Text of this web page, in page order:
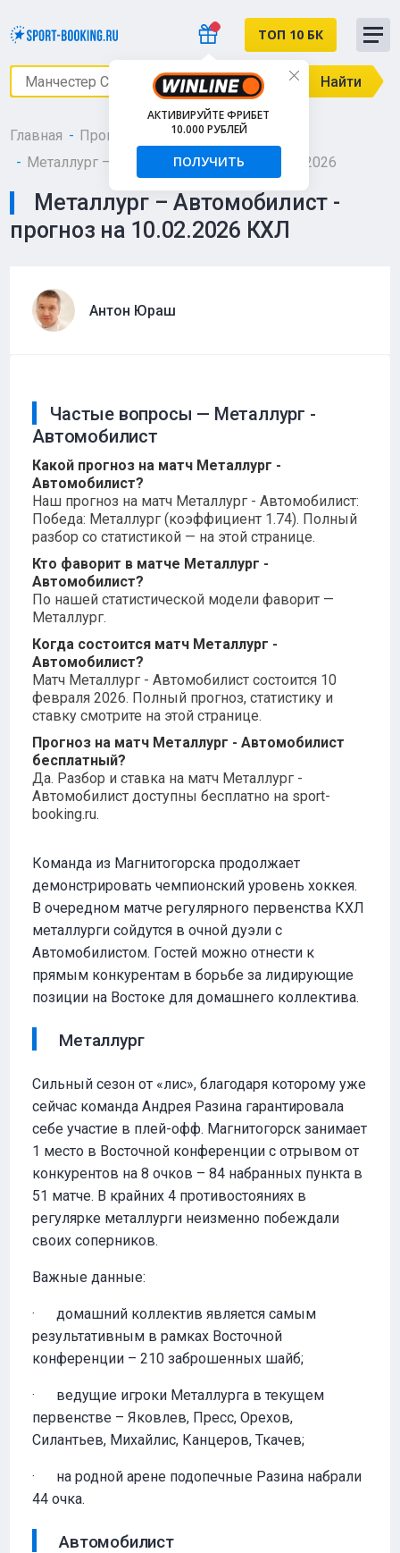
АКТИВИРУЙТЕ ФРИБЕТ
10.000 РУБЛЕЙ
ПОЛУЧИТЬ
ТОП 10 БК
Найти
Главная Прогнозы Хоккей
КХЛ
Металлург – Автомобилист - 10 февраля 2026
Металлург – Автомобилист -
прогноз на 10.02.2026 КХЛ
Антон Юраш
Частые вопросы — Металлург -
Автомобилист
Какой прогноз на матч Металлург -
Автомобилист?
Наш прогноз на матч Металлург - Автомобилист:
Победа: Металлург (коэффициент 1.74). Полный
разбор со статистикой — на этой странице.
Кто фаворит в матче Металлург -
Автомобилист?
По нашей статистической модели фаворит —
Металлург.
Когда состоится матч Металлург -
Автомобилист?
Матч Металлург - Автомобилист состоится 10
февраля 2026. Полный прогноз, статистику и
ставку смотрите на этой странице.
Прогноз на матч Металлург - Автомобилист
бесплатный?
Да. Разбор и ставка на матч Металлург -
Автомобилист доступны бесплатно на sport-
booking.ru.
Команда из Магнитогорска продолжает
демонстрировать чемпионский уровень хоккея.
В очередном матче регулярного первенства КХЛ
металлурги сойдутся в очной дуэли с
Автомобилистом. Гостей можно отнести к
прямым конкурентам в борьбе за лидирующие
позиции на Востоке для домашнего коллектива.
Металлург
Сильный сезон от «лис», благодаря которому уже
сейчас команда Андрея Разина гарантировала
себе участие в плей-офф. Магнитогорск занимает
1 место в Восточной конференции с отрывом от
конкурентов на 8 очков – 84 набранных пункта в
51 матче. В крайних 4 противостояниях в
регулярке металлурги неизменно побеждали
своих соперников.
Важные данные:
· домашний коллектив является самым
результативным в рамках Восточной
конференции – 210 заброшенных шайб;
· ведущие игроки Металлурга в текущем
первенстве – Яковлев, Пресс, Орехов,
Силантьев, Михайлис, Канцеров, Ткачев;
· на родной арене подопечные Разина набрали
44 очка.
Автомобилист